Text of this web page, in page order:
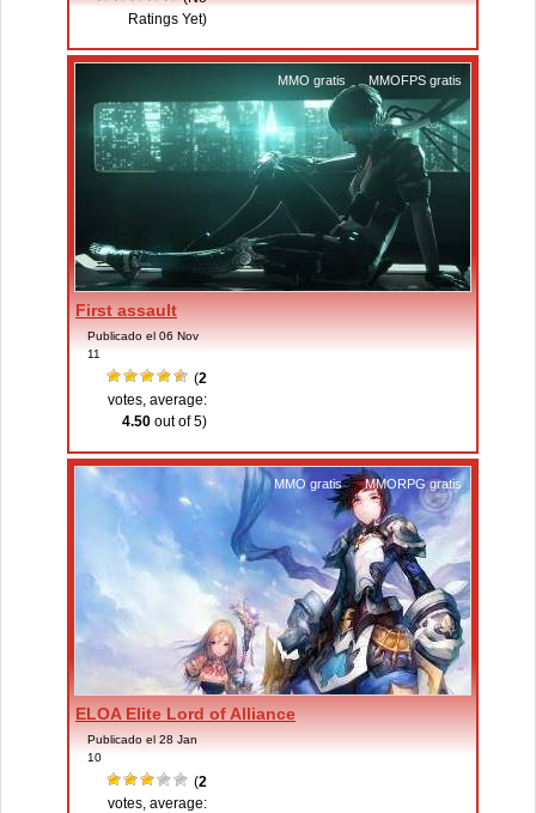
Ratings Yet)
MMO gratis MMOFPS gratis
First assault
Publicado el 06 Nov
11
(2
votes, average:
4.50 out of 5)
MMO gratis , MMORPG gratis
ELOA Elite Lord of Alliance
Publicado el 28 Jan
10
(2
votes, average: